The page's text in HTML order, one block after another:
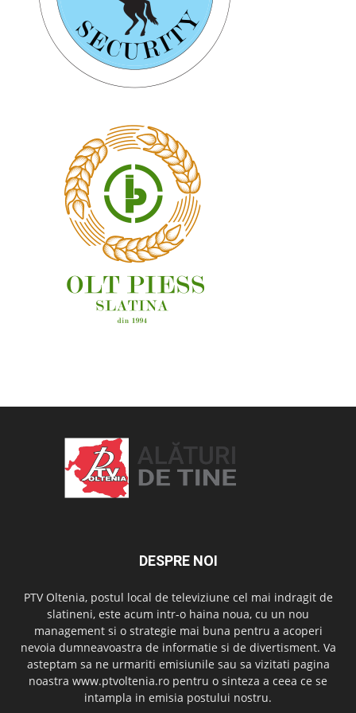
DESPRE NOI
PTV Oltenia, postul local de televiziune cel mai indragit de
slatineni, este acum intr-o haina noua, cu un nou
management si o strategie mai buna pentru a acoperi
nevoia dumneavoastra de informatie si de divertisment. Va
asteptam sa ne urmariti emisiunile sau sa vizitati pagina
noastra www.ptvoltenia.ro pentru o sinteza a ceea ce se
intampla in emisia postului nostru.